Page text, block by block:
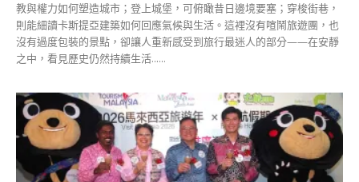
教與權力如何塑造城市；登上城堡，可俯瞰昔日邊境要塞；穿梭街巷，
則能細讀卡斯提亞建築如何回應氣候與生活。這裡沒有喧鬧旅遊團，也
沒有過度包裝的景點，卻讓人重新感受到旅行最迷人的部分——在安靜
之中，看見歷史仍然持續生活......